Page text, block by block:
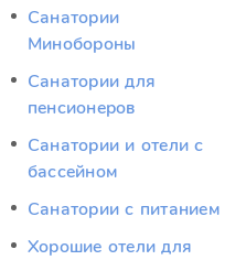
Санатории
Минобороны
Санатории для
пенсионеров
Санатории и отели с
бассейном
Санатории с питанием
Хорошие отели для